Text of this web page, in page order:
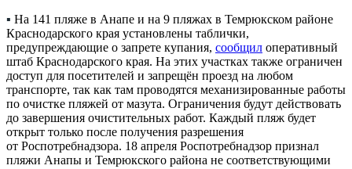
▪ На 141 пляже в Анапе и на 9 пляжах в Темрюкском районе
Краснодарского края установлены таблички,
предупреждающие о запрете купания, сообщил оперативный
штаб Краснодарского края. На этих участках также ограничен
доступ для посетителей и запрещён проезд на любом
транспорте, так как там проводятся механизированные работы
по очистке пляжей от мазута. Ограничения будут действовать
до завершения очистительных работ. Каждый пляж будет
открыт только после получения разрешения
от Роспотребнадзора. 18 апреля Роспотребнадзор признал
пляжи Анапы и Темрюкского района не соответствующими